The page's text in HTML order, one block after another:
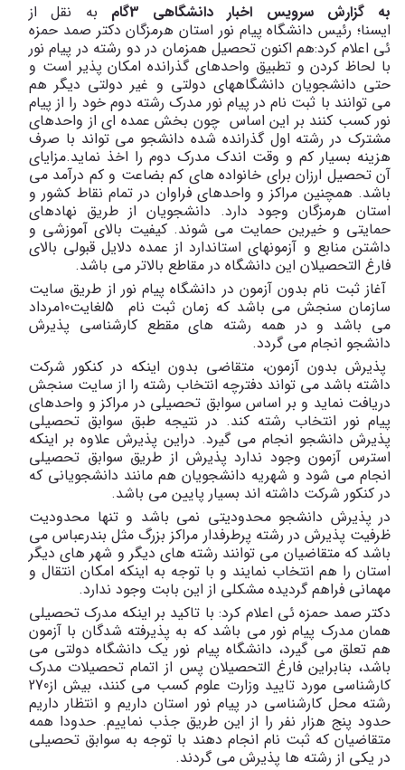
به گزارش سرویس اخبار دانشگاهی 3گام
به نقل از
ایسنا؛ رئیس دانشگاه پیام نور استان هرمزگان دکتر صمد حمزه
ئی اعلام کرد:هم اکنون تحصیل همزمان در دو رشته در پیام نور
با لحاظ کردن و تطبیق واحدهای گذرانده امکان پذیر است و
حتی دانشجویان دانشگاههای دولتی و غیر دولتی دیگر هم
می توانند با ثبت نام در پیام نور مدرک رشته دوم خود را از پیام
نور کسب کنند بر این اساس چون بخش عمده ای از واحدهای
مشترک در رشته اول گذرانده شده دانشجو می تواند با صرف
هزینه بسیار کم و وقت اندک مدرک دوم را اخذ نماید.مزایای
آن تحصیل ارزان برای خانواده های کم بضاعت و کم درآمد می
باشد. همچنین مراکز و واحدهای فراوان در تمام نقاط کشور و
استان هرمزگان وجود دارد. دانشجویان از طریق نهادهای
حمایتی و خیرین حمایت می شوند. کیفیت بالای آموزشی و
داشتن منابع و آزمونهای استاندارد از عمده دلایل قبولی بالای
فارغ التحصیلان این دانشگاه در مقاطع بالاتر می باشد.
آغاز ثبت نام بدون آزمون در دانشگاه پیام نور از طریق سایت
سازمان سنجش می باشد که زمان ثبت نام 5لغایت10مرداد
می باشد و در همه رشته های مقطع کارشناسی پذیرش
دانشجو انجام می گردد.
پذیرش بدون آزمون، متقاضی بدون اینکه در کنکور شرکت
داشته باشد می تواند دفترچه انتخاب رشته را از سایت سنجش
دریافت نماید و بر اساس سوابق تحصیلی در مراکز و واحدهای
پیام نور انتخاب رشته کند. در نتیجه طبق سوابق تحصیلی
پذیرش دانشجو انجام می گیرد. دراین پذیرش علاوه بر اینکه
استرس آزمون وجود ندارد پذیرش از طریق سوابق تحصیلی
انجام می شود و شهریه دانشجویان هم مانند دانشجویانی که
در کنکور شرکت داشته اند بسیار پایین می باشد.
در پذیرش دانشجو محدودیتی نمی باشد و تنها محدودیت
ظرفیت پذیرش در رشته پرطرفدار مراکز بزرگ مثل بندرعباس می
باشد که متقاضیان می توانند رشته های دیگر و شهر های دیگر
استان را هم انتخاب نمایند و با توجه به اینکه امکان انتقال و
مهمانی فراهم گردیده مشکلی از این بابت وجود ندارد.
دکتر صمد حمزه ئی اعلام کرد: با تاکید بر اینکه مدرک تحصیلی
همان مدرک پیام نور می باشد که به پذیرفته شدگان با آزمون
هم تعلق می گیرد، دانشگاه پیام نور یک دانشگاه دولتی می
باشد، بنابراین فارغ التحصیلان پس از اتمام تحصیلات مدرک
کارشناسی مورد تایید وزارت علوم کسب می کنند، بیش از270
رشته محل کارشناسی در پیام نور استان داریم و انتظار داریم
حدود پنج هزار نفر را از این طریق جذب نماییم. حدودا همه
متقاضیان که ثبت نام انجام دهند با توجه به سوابق تحصیلی
در یکی از رشته ها پذیرش می گردند.